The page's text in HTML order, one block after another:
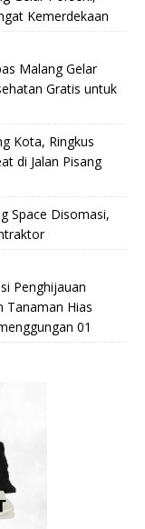
Kemerdekaan
Malang Gelar
Gratis untuk
Kota, Ringkus
di Jalan Pisang
Space Disomasi,
Penghijauan
Tanaman Hias
01